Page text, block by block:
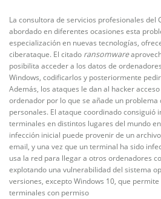
La consultora de servicios profesionales del
abordado en diferentes ocasiones esta
especialización en nuevas tecnologías,
ciberataque. El citado ransomware
posibilita acceder a los datos de
Windows, codificarlos y posteriormente
Además, los ataques le dan al hacker
ordenador por lo que se añade un problema
personales. El ataque coordinado consiguió
terminales en distintos lugares del mundo
infección inicial puede provenir de un
email, y una vez que un terminal ha sido
usa la red para llegar a otros ordenadores
explotando una vulnerabilidad del sistema
versiones, excepto Windows 10, que
terminales con permiso